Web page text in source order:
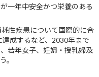
一年中安全かつ栄養のある
性疾患について国際的に合
成するなど、2030年まで
若年女子、妊婦・授乳婦及
。